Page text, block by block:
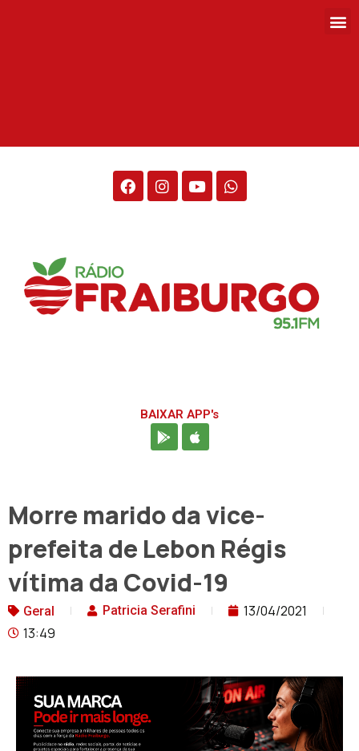
BAIXAR APP's
Morre marido da vice-
prefeita de Lebon Régis
vítima da Covid-19
Geral Patricia Serafini
13/04/2021
13:49